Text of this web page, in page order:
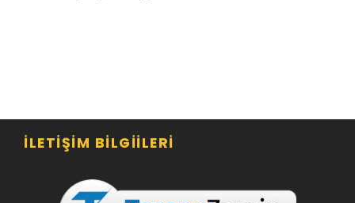
İLETIŞIM BILGIILERI